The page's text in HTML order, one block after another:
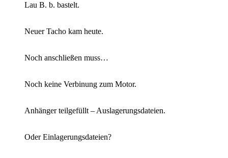
Lau B. b. bastelt.
Neuer Tacho kam heute.
Noch anschließen muss…
Noch keine Verbinung zum Motor.
Anhänger teilgefüllt – Auslagerungsdateien.
Oder Einlagerungsdateien?